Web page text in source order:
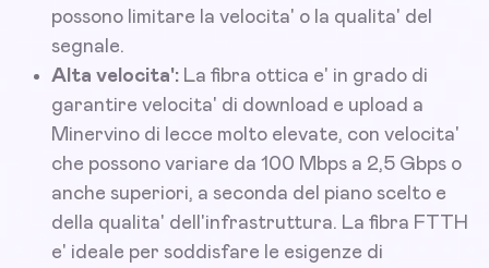
possono limitare la velocita' o la qualita' del
segnale.
Alta velocita': La fibra ottica e' in grado di
garantire velocita' di download e upload a
Minervino di lecce molto elevate, con velocita'
che possono variare da 100 Mbps a 2,5 Gbps o
anche superiori, a seconda del piano scelto e
della qualita' dell'infrastruttura. La fibra FTTH
e' ideale per soddisfare le esigenze di